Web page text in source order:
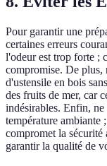
Pour garantir une
certaines erreurs
l'odeur est trop forte ;
compromise. De plus,
d'ustensile en bois
des fruits de mer, car
indésirables. Enfin, ne
température ambiante
compromet la sécurité
garantir la qualité de